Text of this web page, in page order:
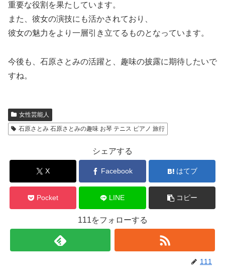
重要な役割を果たしています。
また、彼女の演技にも活かされており、
彼女の魅力をより一層引き立てるものとなっています。
今後も、石原さとみの活躍と、趣味の披露に期待したいで
すね。
女性芸能人
石原さとみ 石原さとみの趣味 お琴 テニス ピアノ 旅行
シェアする
X Facebook はてブ
Pocket LINE コピー
111をフォローする
111